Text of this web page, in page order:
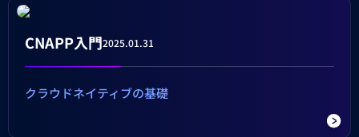
CNAPP入門2025.01.31
クラウドネイティブの基礎